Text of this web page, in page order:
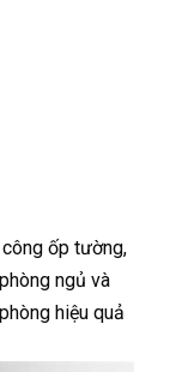
ốp tường,
ngủ và
hiệu quả